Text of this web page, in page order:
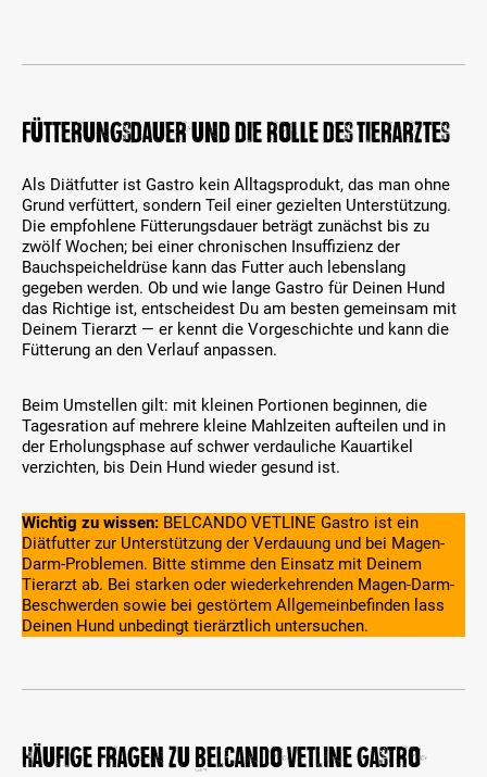
Fütterungsdauer und die Rolle des Tierarztes
Als Diätfutter ist Gastro kein Alltagsprodukt, das man ohne
Grund verfüttert, sondern Teil einer gezielten Unterstützung.
Die empfohlene Fütterungsdauer beträgt zunächst bis zu
zwölf Wochen; bei einer chronischen Insuffizienz der
Bauchspeicheldrüse kann das Futter auch lebenslang
gegeben werden. Ob und wie lange Gastro für Deinen Hund
das Richtige ist, entscheidest Du am besten gemeinsam mit
Deinem Tierarzt — er kennt die Vorgeschichte und kann die
Fütterung an den Verlauf anpassen.
Beim Umstellen gilt: mit kleinen Portionen beginnen, die
Tagesration auf mehrere kleine Mahlzeiten aufteilen und in
der Erholungsphase auf schwer verdauliche Kauartikel
verzichten, bis Dein Hund wieder gesund ist.
Wichtig zu wissen: BELCANDO VETLINE Gastro ist ein
Diätfutter zur Unterstützung der Verdauung und bei Magen-
Darm-Problemen. Bitte stimme den Einsatz mit Deinem
Tierarzt ab. Bei starken oder wiederkehrenden Magen-Darm-
Beschwerden sowie bei gestörtem Allgemeinbefinden lass
Deinen Hund unbedingt tierärztlich untersuchen.
Häufige Fragen zu BELCANDO VETLINE Gastro